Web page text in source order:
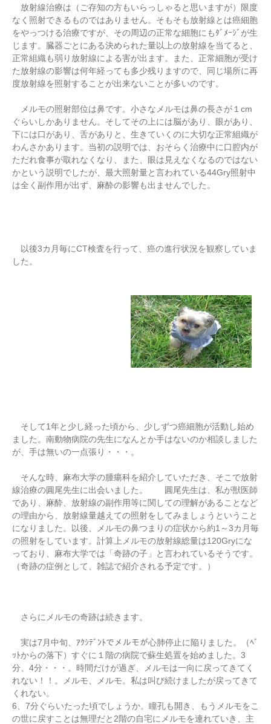
放射線治療は（ご存知の方もいらっしゃると思いますが）限度
なく照射できるものではありません。そもそも放射線とは癌細胞
をやっつける治療ですが、その周辺の正常な細胞にもﾀﾞﾒｰｼﾞが生
じます。臓器ごとにある決められた量以上の放射線を当てると、
正常組織も弱り放射線による害が出ます。また、正常細胞が受け
た放射線の影響は何年経っても多少残りますので、同じ場所に再
度放射線を照射することが出来ないことが多いのです。
メルモの照射部位は鼻です。小さなメルモは鼻の長さが１cm
ぐらいしかありません。そしてその上には脳があり、眼があり、
下には口があり、舌がありと、生きていくのに大切な正常組織が
わんさかあります。当初の説明では、おそらく治療中に口腔内が
ただれ食事が取れなくなり、また、眼は見えなくなるのではない
かという説明でしたが、最大照射量と言われている44Gry照射中
は全く副作用が出ず、麻酔の影響も出ませんでした。
以後3カ月毎にCT検査を行って、癌の進行状況を観察していま
した。
そして1年と少し経った頃から、少しずつ癌細胞が活動し始め
ました。南動物病院の先生になんとか手はないのか相談しました
が、手は無いの一点張り・・・。
そんな時、麻布大学の腫瘍科を紹介していただき、そこで放射
線治療の圓尾先生に出会いました。 圓尾先生は、私が獣医師
であり、麻酔、放射線の副作用等に関しての理解があることなど
の理由から、放射線量越えての照射をしてみましょうということ
になりました。以後、メルモの鼻つまりの症状から約1～3カ月毎
の照射をしています。計算上メルモの放射線総量は120Gryにな
っており、麻布大学では「奇跡の子」と言われているそうです。
（奇跡の症例として、雑誌で紹介される予定です。）
さらにメルモの奇跡は続きます。
実は7月中旬、ｱｸｼﾃﾞﾝﾄでメルモが心肺停止に陥りました。（ﾍﾞ
ｯﾄからの落下）すぐに１階の病院で蘇生処置を始めました。3
分、4分・・・。時間だけが過ぎ、メルモは一向に戻ってきてく
れない！！。メルモ、メルモ。私は叫び続けましたが戻ってきて
くれない。
6、7分ぐらいたった頃でしょうか。瞳孔も開き、もうメルモをこ
の世に戻すことは無理だと2階の自宅にメルモを連れていき、主